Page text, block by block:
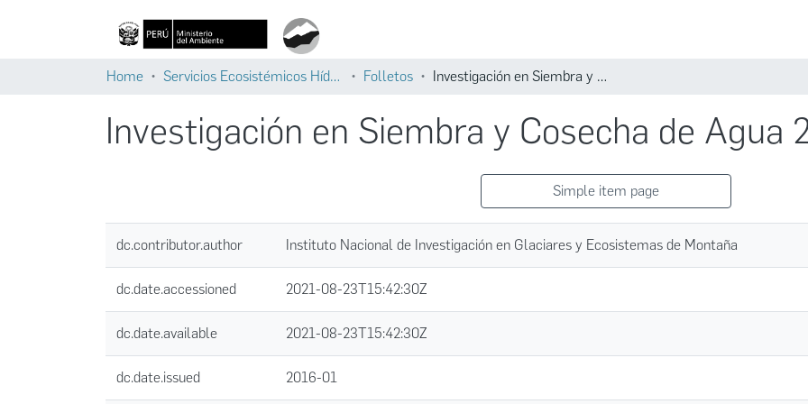
Home Servicios Ecosistémicos Hídricos Folletos Investigación en Siembra y Cosecha de Agua 2016
Investigación en Siembra y Cosecha de Agua
Simple item page
dc.contributor.author Instituto Nacional de Investigación en Glaciares y Ecosistemas de Montaña
dc.date.accessioned 2021-08-23T15:42:30Z
dc.date.available 2021-08-23T15:42:30Z
dc.date.issued 2016-01